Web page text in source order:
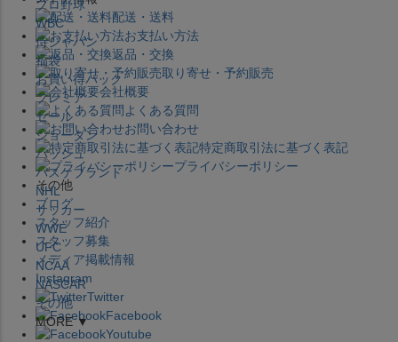
配送・送料
お支払い方法
返品・交換
取り寄せ・予約販売
会社概要
よくある質問
お問い合わせ
特定商取引法に基づく表記
プライバシーポリシー
その他
ブログ
スタッフ紹介
スタッフ募集
メディア掲載情報
Instagram
Twitter
Facebook
Youtube
プロ野球
WBC
侍ジャパン
福袋
お買い得パック
プレミア
セール
ジョーダン
バッシュ
バスケブランド
NHL
サッカー
WWE
UFC
NCAA
NASCAR
その他
MORE ▼